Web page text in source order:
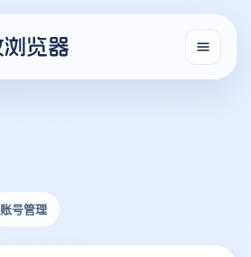
账号管理